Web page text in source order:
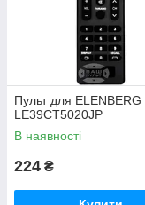
Пульт для ELENBERG
LE39CT5020JP
В наявності
224 ₴